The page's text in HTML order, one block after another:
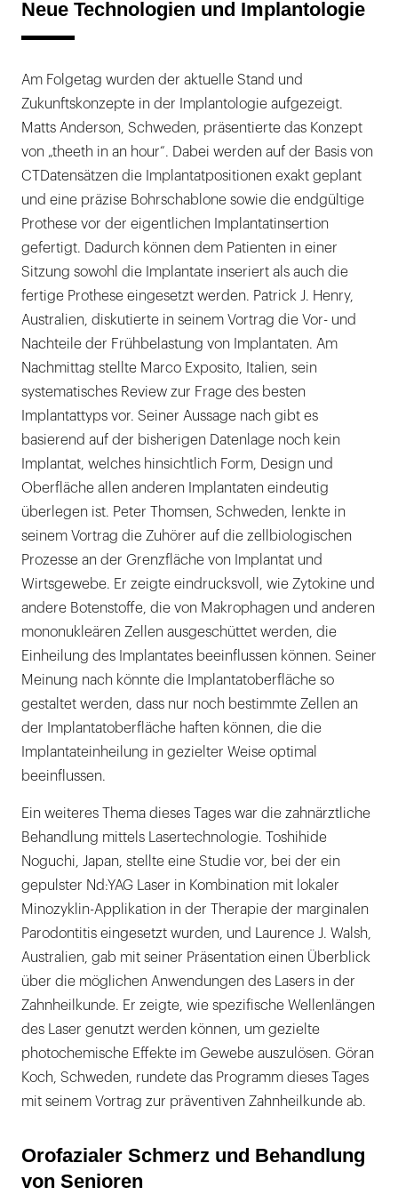
Neue Technologien und Implantologie
Am Folgetag wurden der aktuelle Stand und
Zukunftskonzepte in der Implantologie aufgezeigt.
Matts Anderson, Schweden, präsentierte das Konzept
von „theeth in an hour“. Dabei werden auf der Basis von
CTDatensätzen die Implantatpositionen exakt geplant
und eine präzise Bohrschablone sowie die endgültige
Prothese vor der eigentlichen Implantatinsertion
gefertigt. Dadurch können dem Patienten in einer
Sitzung sowohl die Implantate inseriert als auch die
fertige Prothese eingesetzt werden. Patrick J. Henry,
Australien, diskutierte in seinem Vortrag die Vor- und
Nachteile der Frühbelastung von Implantaten. Am
Nachmittag stellte Marco Exposito, Italien, sein
systematisches Review zur Frage des besten
Implantattyps vor. Seiner Aussage nach gibt es
basierend auf der bisherigen Datenlage noch kein
Implantat, welches hinsichtlich Form, Design und
Oberfläche allen anderen Implantaten eindeutig
überlegen ist. Peter Thomsen, Schweden, lenkte in
seinem Vortrag die Zuhörer auf die zellbiologischen
Prozesse an der Grenzfläche von Implantat und
Wirtsgewebe. Er zeigte eindrucksvoll, wie Zytokine und
andere Botenstoffe, die von Makrophagen und anderen
mononukleären Zellen ausgeschüttet werden, die
Einheilung des Implantates beeinflussen können. Seiner
Meinung nach könnte die Implantatoberfläche so
gestaltet werden, dass nur noch bestimmte Zellen an
der Implantatoberfläche haften können, die die
Implantateinheilung in gezielter Weise optimal
beeinflussen.
Ein weiteres Thema dieses Tages war die zahnärztliche
Behandlung mittels Lasertechnologie. Toshihide
Noguchi, Japan, stellte eine Studie vor, bei der ein
gepulster Nd:YAG Laser in Kombination mit lokaler
Minozyklin-Applikation in der Therapie der marginalen
Parodontitis eingesetzt wurden, und Laurence J. Walsh,
Australien, gab mit seiner Präsentation einen Überblick
über die möglichen Anwendungen des Lasers in der
Zahnheilkunde. Er zeigte, wie spezifische Wellenlängen
des Laser genutzt werden können, um gezielte
photochemische Effekte im Gewebe auszulösen. Göran
Koch, Schweden, rundete das Programm dieses Tages
mit seinem Vortrag zur präventiven Zahnheilkunde ab.
Orofazialer Schmerz und Behandlung
von Senioren